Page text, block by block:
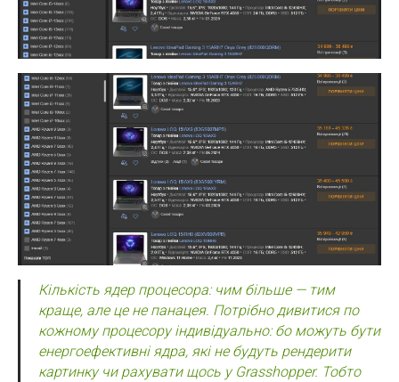
Кількість ядер процесора: чим більше — тим
краще, але це не панацея. Потрібно дивитися по
кожному процесору індивідуально: бо можуть бути
енергоефективні ядра, які не будуть рендерити
картинку чи рахувати щось у Grasshopper. Тобто